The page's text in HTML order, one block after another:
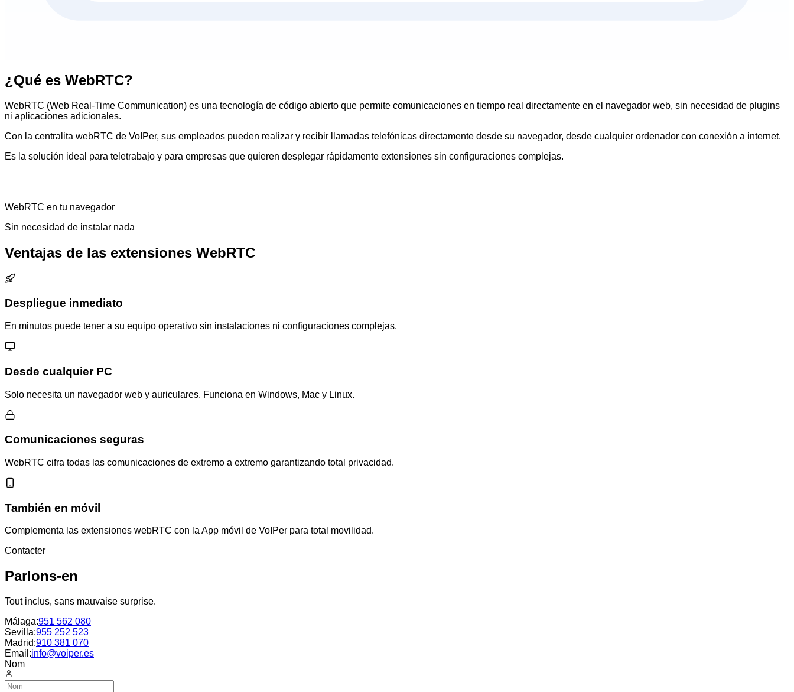
¿Qué es WebRTC?
WebRTC (Web Real-Time Communication) es una tecnología de código abierto que permite comunicaciones en tiempo real directamente en el navegador web, sin necesidad de plugins
ni aplicaciones adicionales.
Con la centralita webRTC de VoIPer, sus empleados pueden realizar y recibir llamadas telefónicas directamente desde su navegador, desde cualquier ordenador con conexión a internet.
Es la solución ideal para teletrabajo y para empresas que quieren desplegar rápidamente extensiones sin configuraciones complejas.
WebRTC en tu navegador
Sin necesidad de instalar nada
Ventajas de las extensiones WebRTC
Despliegue inmediato
En minutos puede tener a su equipo operativo sin instalaciones ni configuraciones complejas.
Desde cualquier PC
Solo necesita un navegador web y auriculares. Funciona en Windows, Mac y Linux.
Comunicaciones seguras
WebRTC cifra todas las comunicaciones de extremo a extremo garantizando total privacidad.
También en móvil
Complementa las extensiones webRTC con la App móvil de VoIPer para total movilidad.
Contacter
Parlons-en
Tout inclus, sans mauvaise surprise.
Málaga:951 562 080
Sevilla:955 252 523
Madrid:910 381 070
Email:info@voiper.es
Nom